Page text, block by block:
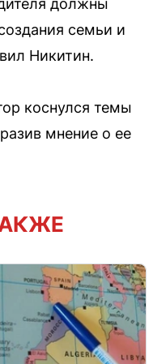
должны
семьи и
Никитин.
коснулся темы
мнение о ее